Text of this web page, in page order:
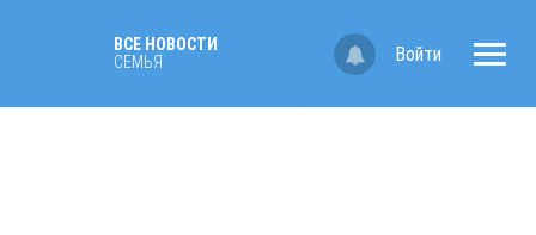
ВСЕ НОВОСТИ
CЕМЬЯ
Войти